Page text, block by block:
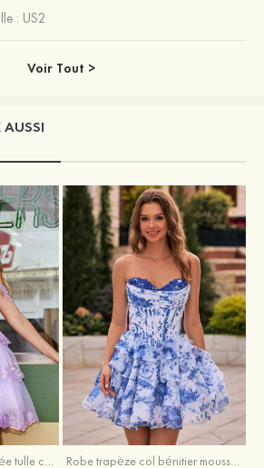
: US2
Voir Tout >
AUSSI
Trapèze épaule dénudée tulle courte/mini robe de fête de la rentrée avec paillettes Robe trapèze col bénitier mousseline courte/mini robe de fête de la rentrée avec appliqué